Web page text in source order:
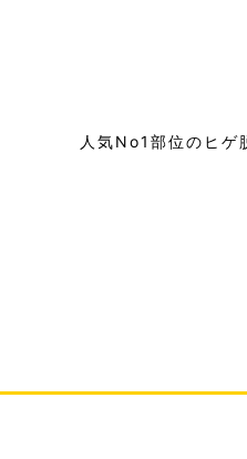
人気No1部位のヒゲ